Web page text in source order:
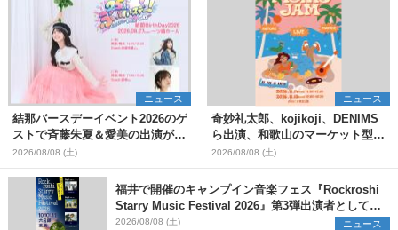
ニュース
結那バースデーイベント2026のゲ
ストで斉藤朱夏＆愛美の出演が決
定
2026/08/08 (土)
ニュース
奇妙礼太郎、kojikoji、DENIMS
ら出演、和歌山のマーケット型野
外イベント『PICNIC JAM
2026』早割チケット発売開始
2026/08/08 (土)
福井で開催のキャンプイン音楽フェス『Rockroshi
Starry Music Festival 2026』第3弾出演者として
SCOOBIE DO、かりゆし58、Reiを発表
2026/08/08 (土) ニュース